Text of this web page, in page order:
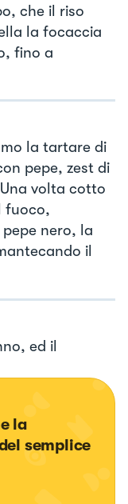
che il riso
la focaccia
fino a
la tartare di
pepe, zest di
volta cotto
fuoco,
nero, la
il
ed il
la
semplice